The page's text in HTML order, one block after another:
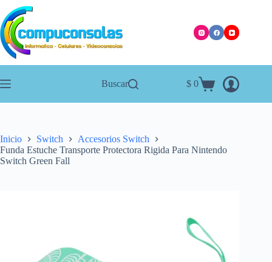
Saltar
al
contenido
Buscar
Carro
$ 0
Inicio Switch
Accesorios Switch
Funda Estuche Transporte Protectora Rigida Para Nintendo
Switch Green Fall